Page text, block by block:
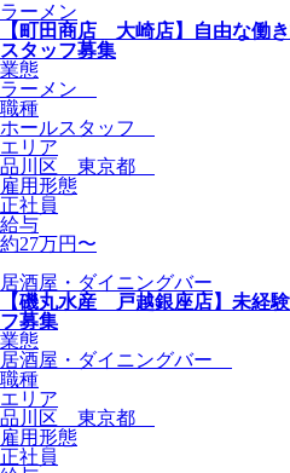
ラーメン
【町田商店 大崎店】自由な働
スタッフ募集
業態
ラーメン
職種
ホールスタッフ
エリア
品川区 東京都
雇用形態
正社員
給与
約27万円〜
居酒屋・ダイニングバー
【磯丸水産 戸越銀座店】未経
フ募集
業態
居酒屋・ダイニングバー
職種
エリア
品川区 東京都
雇用形態
正社員